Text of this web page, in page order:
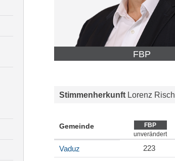
FBP
Stimmenherkunft Lorenz Risch
Gemeinde
FBP
unverändert
Vaduz 223